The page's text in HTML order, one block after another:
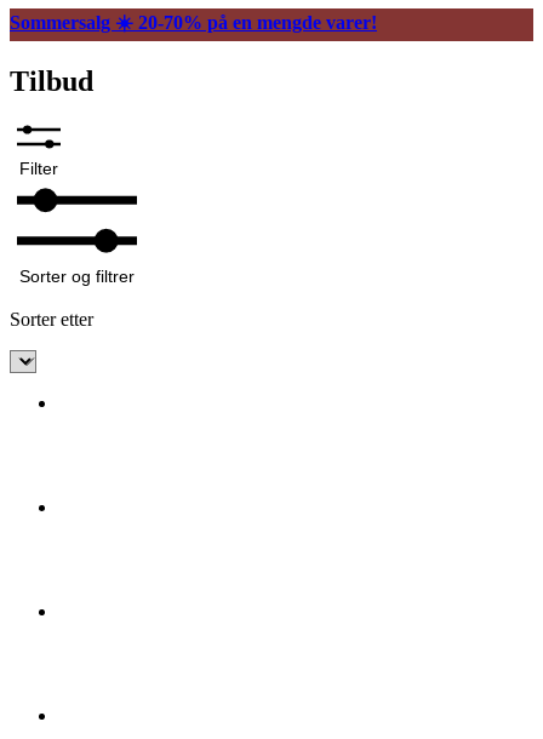
Sommersalg ☀️ 20-70% på en mengde varer!
Tilbud
Filter
Sorter og filtrer
Sorter etter